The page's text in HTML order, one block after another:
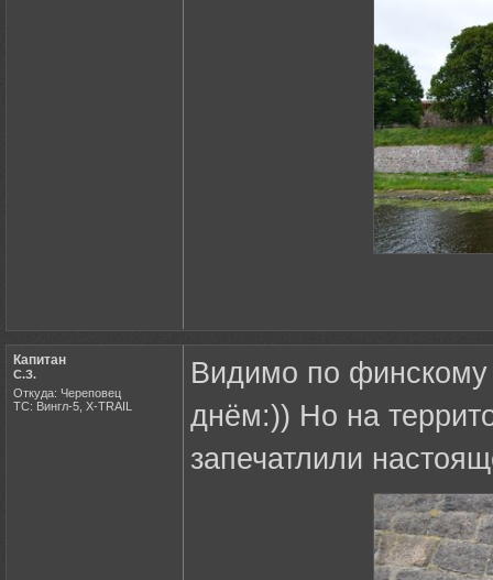
Капитан
С.З.
Откуда: Череповец
ТС: Вингл-5, X-TRAIL
Видимо по
днём:)) Но на
запечатлили